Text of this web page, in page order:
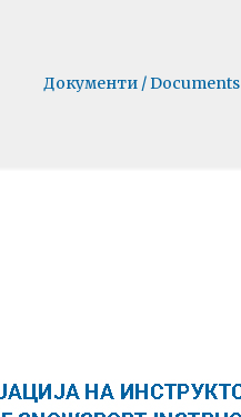
Документи / Documents